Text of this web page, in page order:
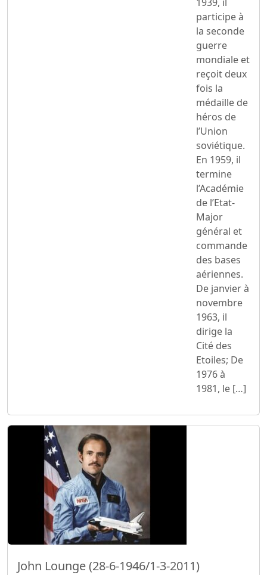
participe à
la seconde
guerre
mondiale et
reçoit deux
fois la
médaille de
héros de
l’Union
soviétique.
En 1959, il
termine
l’Académie
de l’Etat-
Major
général et
commande
des bases
aériennes.
De janvier à
novembre
1963, il
dirige la
Cité des
Etoiles; De
1976 à
1981, le […]
John Lounge (28-6-1946/1-3-2011)